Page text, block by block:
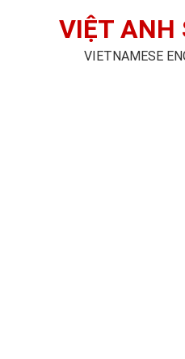
VIỆT ANH
VIETNAMESE